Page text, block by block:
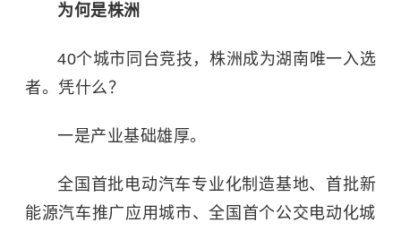
为何是株洲
40个城市同台竞技，株洲成为湖南唯一入选
者。凭什么？
一是产业基础雄厚。
全国首批电动汽车专业化制造基地、首批新
能源汽车推广应用城市、全国首个公交电动化城